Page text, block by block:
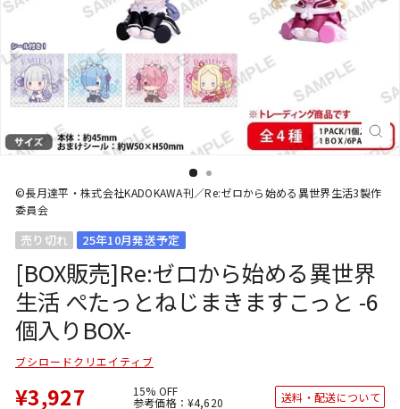
閉
じ
©長月達平・株式会社KADOKAWA刊／Re:ゼロから始める異世界生活3製作
委員会
売り切れ 25年10月発送予定
[BOX販売]Re:ゼロから始める異世界
生活 ぺたっとねじまきますこっと -6
個入りBOX-
ブシロードクリエイティブ
¥3,927 15% OFF
参考価格：通
¥4,620 送料・配送について